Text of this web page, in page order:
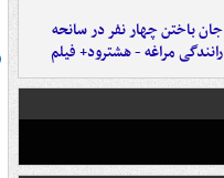
جان باختن چهار نفر در سانحه
رانندگی مراغه - هشترود+ فیلم